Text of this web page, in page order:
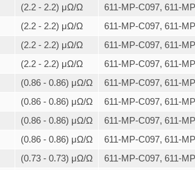
(2.2 - 2.2) μΩ/Ω 611-MP-C097, 611-
(2.2 - 2.2) μΩ/Ω 611-MP-C097, 611-
(2.2 - 2.2) μΩ/Ω 611-MP-C097, 611-
(2.2 - 2.2) μΩ/Ω 611-MP-C097, 611-
(0.86 - 0.86) μΩ/Ω 611-MP-C097, 611-
(0.86 - 0.86) μΩ/Ω 611-MP-C097, 611-
(0.86 - 0.86) μΩ/Ω 611-MP-C097, 611-
(0.86 - 0.86) μΩ/Ω 611-MP-C097, 611-
(0.73 - 0.73) μΩ/Ω 611-MP-C097, 611-